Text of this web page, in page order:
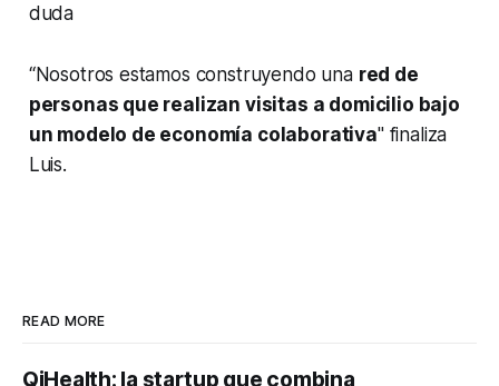
duda
“Nosotros estamos construyendo una red de
personas que realizan visitas a domicilio bajo
un modelo de economía colaborativa" finaliza
Luis.
READ MORE
QiHealth: la startup que combina